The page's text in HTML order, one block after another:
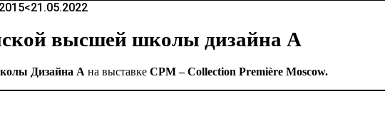
<21.05.2022
высшей школы дизайна А
Дизайна А на выставке CPM – Collection Première Moscow.